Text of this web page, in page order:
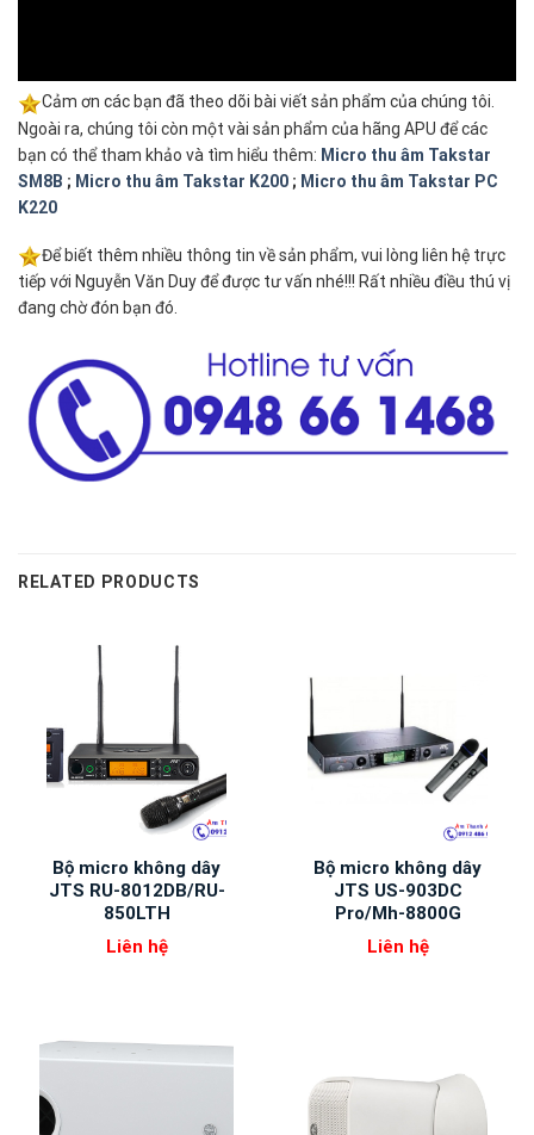
Cảm ơn các bạn đã theo dõi bài viết sản phẩm của chúng tôi.
Ngoài ra, chúng tôi còn một vài sản phẩm của hãng APU để các
bạn có thể tham khảo và tìm hiểu thêm: Micro thu âm Takstar
SM8B ; Micro thu âm Takstar K200 ; Micro thu âm Takstar PC
K220
Để biết thêm nhiều thông tin về sản phẩm, vui lòng liên hệ trực
tiếp với Nguyễn Văn Duy để được tư vấn nhé!!! Rất nhiều điều thú vị
đang chờ đón bạn đó.
RELATED PRODUCTS
Bộ micro không dây
JTS RU-8012DB/RU-
850LTH
Liên hệ
Bộ micro không dây
JTS US-903DC
Pro/Mh-8800G
Liên hệ